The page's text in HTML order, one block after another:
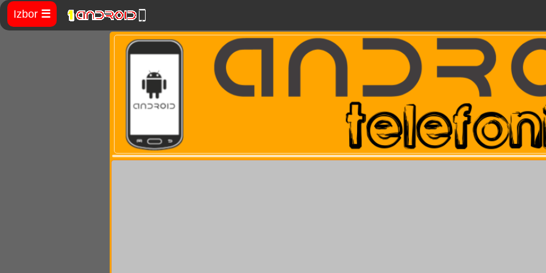
Izbor ☰